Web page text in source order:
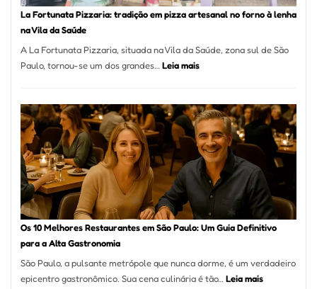
La Fortunata Pizzaria: tradição em pizza artesanal no forno à lenha
na Vila da Saúde
A La Fortunata Pizzaria, situada na Vila da Saúde, zona sul de São
Paulo, tornou-se um dos grandes…Leia mais:
Pizzaria:
tradição
em
pizza
artesanal
forno
à
Vila
da
Os 10 Melhores Restaurantes em São Paulo: Um Guia Definitivo
para a Alta Gastronomia
São Paulo, a pulsante metrópole que nunca dorme, é um verdadeiro
epicentro gastronômico. Sua cena culinária é tão… Leia mais: